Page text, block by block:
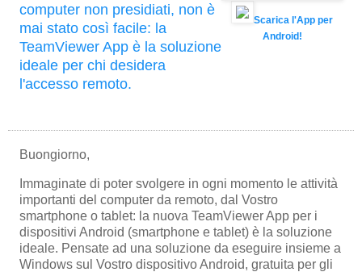
computer non presidiati, non è
mai stato così facile: la
TeamViewer App è la soluzione
ideale per chi desidera
l'accesso remoto.
Scarica l'App per
Android!
Buongiorno,
Immaginate di poter svolgere in ogni momento le attività
importanti del computer da remoto, dal Vostro
smartphone o tablet: la nuova TeamViewer App per i
dispositivi Android (smartphone e tablet) è la soluzione
ideale. Pensate ad una soluzione da eseguire insieme a
Windows sul Vostro dispositivo Android, gratuita per gli